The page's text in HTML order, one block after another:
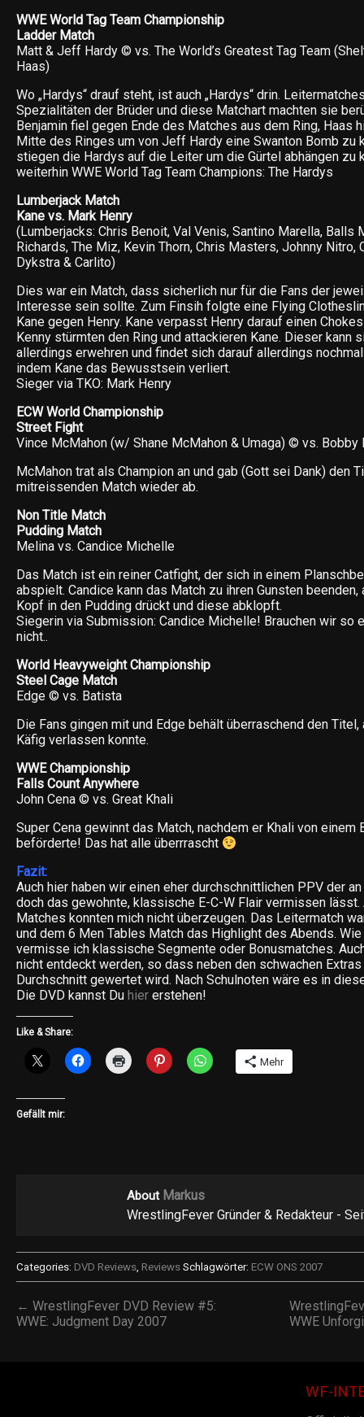
WWE World Tag Team Championship
Ladder Match
Matt & Jeff Hardy © vs. The World’s Greatest Tag Team
Haas)
Wo „Hardys“ drauf steht, ist auch „Hardys“ drin.
Spezialitäten der Brüder und diese Matchart machten sie
Benjamin fiel gegen Ende des Matches aus dem Ring, Haas
Mitte des Ringes um von Jeff Hardy eine Swanton Bomb zu
stiegen die Hardys auf die Leiter um die Gürtel abhängen zu
weiterhin WWE World Tag Team Champions: The Hardys
Lumberjack Match
Kane vs. Mark Henry
(Lumberjacks: Chris Benoit, Val Venis, Santino Marella, Balls
Richards, The Miz, Kevin Thorn, Chris Masters, Johnny Nitro,
Dykstra & Carlito)
Dies war ein Match, dass sicherlich nur für die Fans der
Interesse sein sollte. Zum Finsih folgte eine Flying
Kane gegen Henry. Kane verpasst Henry darauf einen
Kenny stürmten den Ring und attackieren Kane. Dieser kann
allerdings erwehren und findet sich darauf allerdings
indem Kane das Bewusstsein verliert.
Sieger via TKO: Mark Henry
ECW World Championship
Street Fight
Vince McMahon (w/ Shane McMahon & Umaga) © vs. Bobby
McMahon trat als Champion an und gab (Gott sei Dank) den
mitreissenden Match wieder ab.
Non Title Match
Pudding Match
Melina vs. Candice Michelle
Das Match ist ein reiner Catfight, der sich in einem
abspielt. Candice kann das Match zu ihren Gunsten
Kopf in den Pudding drückt und diese abklopft.
Siegerin via Submission: Candice Michelle! Brauchen wir so
nicht..
World Heavyweight Championship
Steel Cage Match
Edge © vs. Batista
Die Fans gingen mit und Edge behält überraschend den
Käfig verlassen konnte.
WWE Championship
Falls Count Anywhere
John Cena © vs. Great Khali
Super Cena gewinnt das Match, nachdem er Khali von einem
beförderte! Das hat alle überrrascht
Fazit:
Auch hier haben wir einen eher durchschnittlichen PPV der an
doch das gewohnte, klassische E-C-W Flair vermissen lässt.
Matches konnten mich nicht überzeugen. Das Leitermatch
und dem 6 Men Tables Match das Highlight des Abends.
vermisse ich klassische Segmente oder Bonusmatches.
nicht entdeckt werden, so dass neben den schwachen
Durchschnitt gewertet wird. Nach Schulnoten wäre es in
Die DVD kannst Du hier erstehen!
Like & Share:
Mehr
Gefällt mir:
About Markus
WrestlingFever Gründer & Redakteur -
Categories: DVD Reviews, Reviews Schlagwörter: ECW ONS 2007
← WrestlingFever DVD Review #5:
WWE: Judgment Day 2007
WWE
WF-